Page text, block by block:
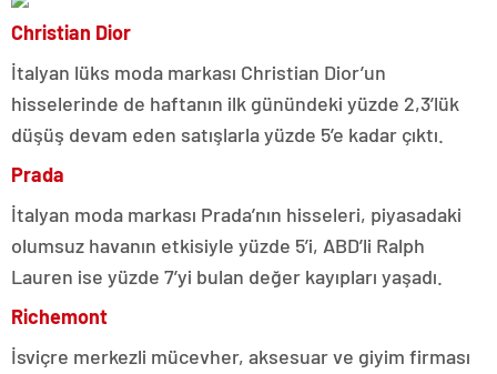
Christian Dior
İtalyan lüks moda markası Christian Dior’un
hisselerinde de haftanın ilk günündeki yüzde 2,3’lük
düşüş devam eden satışlarla yüzde 5’e kadar çıktı.
Prada
İtalyan moda markası Prada’nın hisseleri, piyasadaki
olumsuz havanın etkisiyle yüzde 5’i, ABD’li Ralph
Lauren ise yüzde 7’yi bulan değer kayıpları yaşadı.
Richemont
İsviçre merkezli mücevher, aksesuar ve giyim firması